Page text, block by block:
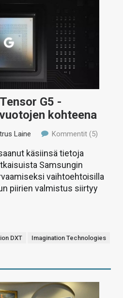
G5 -
kohteena
Laine Kommentit (5)
käsiinsä tietoja
Samsungin
vaihtoehtoisilla
piirien valmistus siirtyy
DXT
Imagination Technologies